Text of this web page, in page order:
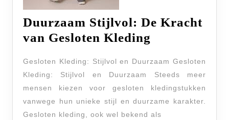
Duurzaam Stijlvol: De Kracht
van Gesloten Kleding
De
Kracht
van
Gesloten
Gesloten Kleding: Stijlvol en Duurzaam Gesloten
Kleding: Stijlvol en Duurzaam Steeds meer
mensen kiezen voor gesloten kledingstukken
vanwege hun unieke stijl en duurzame karakter.
Gesloten kleding, ook wel bekend als